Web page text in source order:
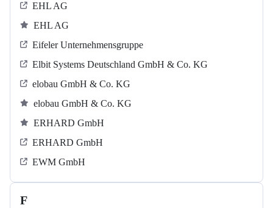
EHL AG
EHL AG
Eifeler Unternehmensgruppe
Elbit Systems Deutschland GmbH & Co. KG
elobau GmbH & Co. KG
elobau GmbH & Co. KG
ERHARD GmbH
ERHARD GmbH
EWM GmbH
F